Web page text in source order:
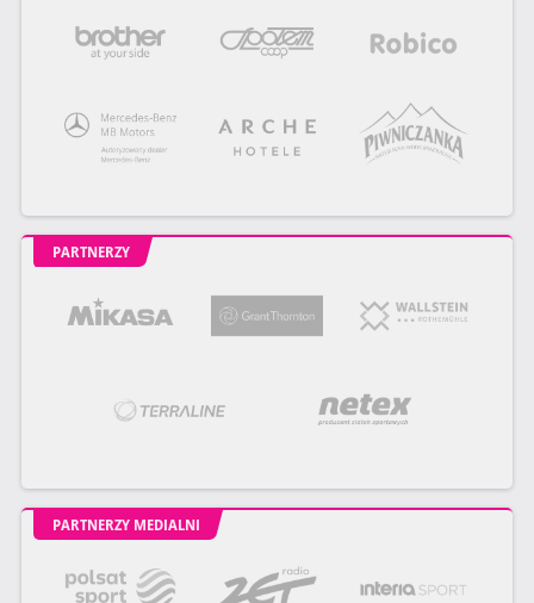
PARTNERZY
PARTNERZY MEDIALNI